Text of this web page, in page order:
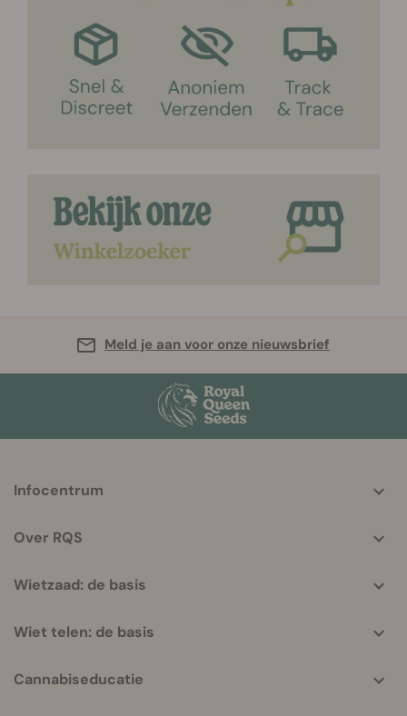
Meld je aan voor onze nieuwsbrief
helpful
Infocentrum
Over RQS
Wietzaad: de basis
Wiet telen: de basis
Cannabiseducatie